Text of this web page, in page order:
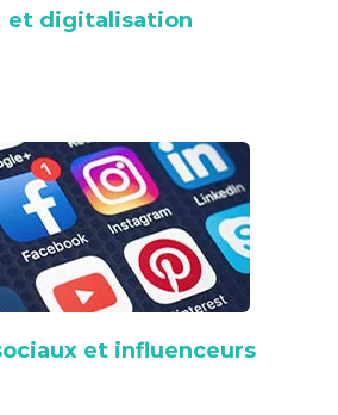
et digitalisation
et influenceurs